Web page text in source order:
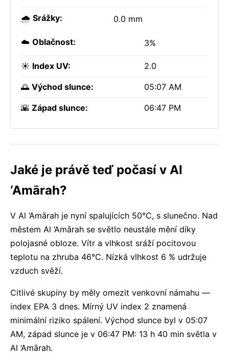
🌧️ Srážky: 0.0 mm
☁️ Oblačnost: 3%
☀️ Index UV: 2.0
🌅 Východ slunce: 05:07 AM
🌇 Západ slunce: 06:47 PM
Jaké je právě teď počasí v Al
‘Amārah?
V Al ‘Amārah je nyní spalujících 50°C, s slunečno. Nad
městem Al ‘Amārah se světlo neustále mění díky
polojasné obloze. Vítr a vlhkost sráží pocitovou
teplotu na zhruba 46°C. Nízká vlhkost 6 % udržuje
vzduch svěží.
Citlivé skupiny by měly omezit venkovní námahu —
index EPA 3 dnes. Mírný UV index 2 znamená
minimální riziko spálení. Východ slunce byl v 05:07
AM, západ slunce je v 06:47 PM: 13 h 40 min světla v
Al ‘Amārah.